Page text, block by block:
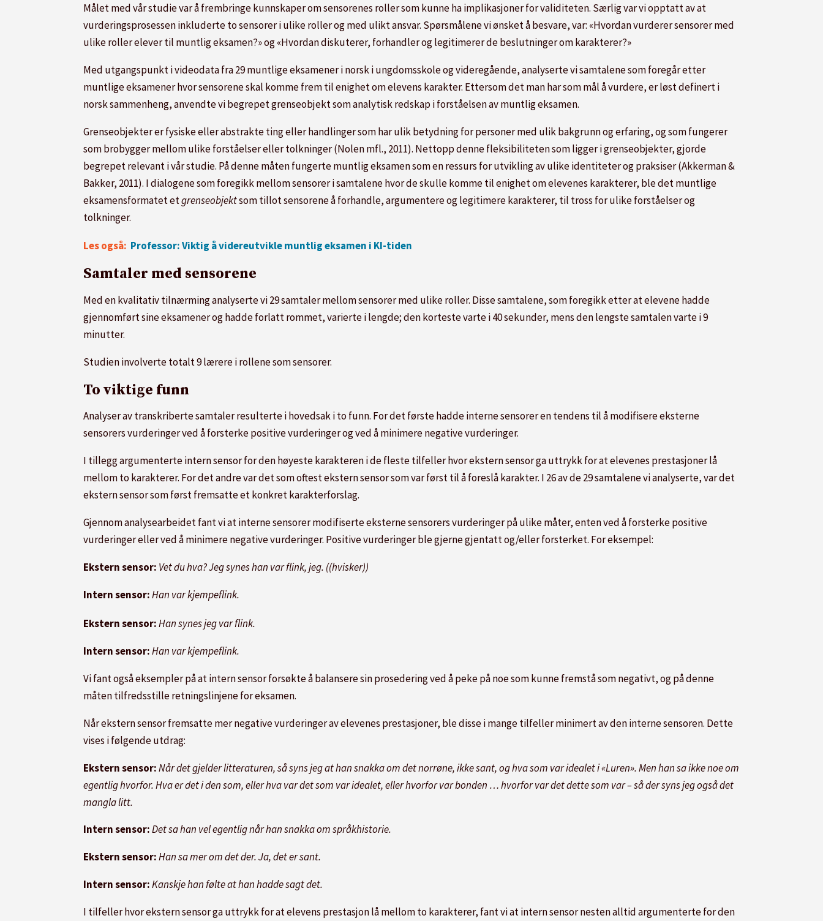
Målet med vår studie var å frembringe kunnskaper om sensorenes roller som kunne ha implikasjoner for validiteten. Særlig var vi opptatt av at
vurderingsprosessen inkluderte to sensorer i ulike roller og med ulikt ansvar. Spørsmålene vi ønsket å besvare, var: «Hvordan vurderer sensorer med
ulike roller elever til muntlig eksamen?» og «Hvordan diskuterer, forhandler og legitimerer de beslutninger om karakterer?»
Med utgangspunkt i videodata fra 29 muntlige eksamener i norsk i ungdomsskole og videregående, analyserte vi samtalene som foregår etter
muntlige eksamener hvor sensorene skal komme frem til enighet om elevens karakter. Ettersom det man har som mål å vurdere, er løst definert i
norsk sammenheng, anvendte vi begrepet grenseobjekt som analytisk redskap i forståelsen av muntlig eksamen.
Grenseobjekter er fysiske eller abstrakte ting eller handlinger som har ulik betydning for personer med ulik bakgrunn og erfaring, og som fungerer
som brobygger mellom ulike forståelser eller tolkninger (Nolen mfl., 2011). Nettopp denne fleksibiliteten som ligger i grenseobjekter, gjorde
begrepet relevant i vår studie. På denne måten fungerte muntlig eksamen som en ressurs for utvikling av ulike identiteter og praksiser (Akkerman &
Bakker, 2011). I dialogene som foregikk mellom sensorer i samtalene hvor de skulle komme til enighet om elevenes karakterer, ble det muntlige
eksamensformatet etgrenseobjektsom tillot sensorene å forhandle, argumentere og legitimere karakterer, til tross for ulike forståelser og
tolkninger.
Les også: Professor: Viktig å videreutvikle muntlig eksamen i KI-tiden
Samtaler med sensorene
Med en kvalitativ tilnærming analyserte vi 29 samtaler mellom sensorer med ulike roller. Disse samtalene, som foregikk etter at elevene hadde
gjennomført sine eksamener og hadde forlatt rommet, varierte i lengde; den korteste varte i 40 sekunder, mens den lengste samtalen varte i 9
minutter.
Studien involverte totalt 9 lærere i rollene som sensorer.
To viktige funn
Analyser av transkriberte samtaler resulterte i hovedsak i to funn. For det første hadde interne sensorer en tendens til å modifisere eksterne
sensorers vurderinger ved å forsterke positive vurderinger og ved å minimere negative vurderinger.
I tillegg argumenterte intern sensor for den høyeste karakteren i de fleste tilfeller hvor ekstern sensor ga uttrykk for at elevenes prestasjoner lå
mellom to karakterer. For det andre var det som oftest ekstern sensor som var først til å foreslå karakter. I 26 av de 29 samtalene vi analyserte, var det
ekstern sensor som først fremsatte et konkret karakterforslag.
Gjennom analysearbeidet fant vi at interne sensorer modifiserte eksterne sensorers vurderinger på ulike måter, enten ved å forsterke positive
vurderinger eller ved å minimere negative vurderinger. Positive vurderinger ble gjerne gjentatt og/eller forsterket. For eksempel:
Ekstern sensor: Vet du hva? Jeg synes han var flink, jeg. ((hvisker))
Intern sensor:Han var kjempe­flink.
Ekstern sensor:Han synes jeg var flink.
Intern sensor:Han var kjempe­flink.
Vi fant også eksempler på at intern sensor forsøkte å balansere sin prosedering ved å peke på noe som kunne fremstå som negativt, og på denne
måten tilfredsstille retningslinjene for eksamen.
Når ekstern sensor fremsatte mer negative vurderinger av elevenes prestasjoner, ble disse i mange tilfeller minimert av den interne sensoren. Dette
vises i følgende utdrag:
Ekstern sensor:Når det gjelder litteraturen, så syns jeg at han snakka om det norrøne, ikke sant, og hva som var idealet i «Luren». Men han sa ikke noe om
egentlig hvorfor. Hva er det i den som, eller hva var det som var idealet, eller hvorfor var bonden … hvorfor var det dette som var – så der syns jeg også det
mangla litt.
Intern sensor:Det sa han vel egentlig når han snakka om språkhistorie.
Ekstern sensor:Han sa mer om det der. Ja, det er sant.
Intern sensor:Kanskje han følte at han hadde sagt det.
I tilfeller hvor ekstern sensor ga uttrykk for at elevens prestasjon lå mellom to karakterer, fant vi at intern sensor nesten alltid argumenterte for den